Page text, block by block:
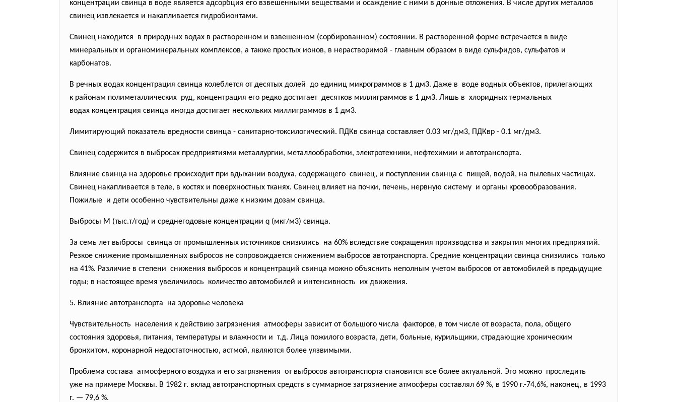
концентрации свинца в воде является адсорбция его взвешенными веществами и осаждение с ними в донные отложения. В числе других металлов
свинец извлекается и накапливается гидробионтами.
Свинец находится в природных водах в растворенном и взвешенном (сорбированном) состоянии. В растворенной форме встречается в виде
минеральных и органоминеральных комплексов, а также простых ионов, в нерастворимой - главным образом в виде сульфидов, сульфатов и
карбонатов.
В речных водах концентрация свинца колеблется от десятых долей до единиц микрограммов в 1 дм3. Даже в воде водных объектов, прилегающих
к районам полиметаллических руд, концентрация его редко достигает десятков миллиграммов в 1 дм3. Лишь в хлоридных термальных
водах концентрация свинца иногда достигает нескольких миллиграммов в 1 дм3.
Лимитирующий показатель вредности свинца - санитарно-токсилогический. ПДКв свинца составляет 0.03 мг/дм3, ПДКвр - 0.1 мг/дм3.
Свинец содержится в выбросах предприятиями металлургии, металлообработки, электротехники, нефтехимии и автотранспорта.
Влияние свинца на здоровье происходит при вдыхании воздуха, содержащего свинец, и поступлении свинца с пищей, водой, на пылевых частицах.
Свинец накапливается в теле, в костях и поверхностных тканях. Свинец влияет на почки, печень, нервную систему и органы кровообразования.
Пожилые и дети особенно чувствительны даже к низким дозам свинца.
Выбросы М (тыс.т/год) и среднегодовые концентрации q (мкг/м3) свинца.
За семь лет выбросы свинца от промышленных источников снизились на 60% вследствие сокращения производства и закрытия многих предприятий.
Резкое снижение промышленных выбросов не сопровождается снижением выбросов автотранспорта. Средние концентрации свинца снизились только
на 41%. Различие в степени снижения выбросов и концентраций свинца можно объяснить неполным учетом выбросов от автомобилей в предыдущие
годы; в настоящее время увеличилось количество автомобилей и интенсивность их движения.
5. Влияние автотранспорта на здоровье человека
Чувствительность населения к действию загрязнения атмосферы зависит от большого числа факторов, в том числе от возраста, пола, общего
состояния здоровья, питания, температуры и влажности и т.д. Лица пожилого возраста, дети, больные, курильщики, страдающие хроническим
бронхитом, коронарной недостаточностью, астмой, являются более уязвимыми.
Проблема состава атмосферного воздуха и его загрязнения от выбросов автотранспорта становится все более актуальной. Это можно проследить
уже на примере Москвы. В 1982 г. вклад автотранспортных средств в суммарное загрязнение атмосферы составлял 69 %, в 1990 г.-74,6%, наконец, в 1993
г. — 79,6 %.